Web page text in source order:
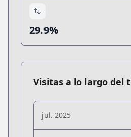
29.9%
Visitas a lo largo del
jul. 2025